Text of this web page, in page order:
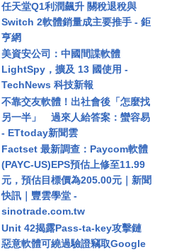
任天堂Q1利潤飆升 關稅退稅與
Switch 2軟體銷量成主要推手 - 鉅
亨網
美資安公司：中國間諜軟體
LightSpy，擴及 13 國使用 -
TechNews 科技新報
不靠交友軟體！出社會後「怎麼找
另一半」 過來人給答案：蠻容易
- ETtoday新聞雲
Factset 最新調查：Paycom軟體
(PAYC-US)EPS預估上修至11.99
元，預估目標價為205.00元｜新聞
快訊｜豐雲學堂 -
sinotrade.com.tw
Unit 42揭露Pass-ta-key攻擊鏈
惡意軟體可繞過驗證竊取Google